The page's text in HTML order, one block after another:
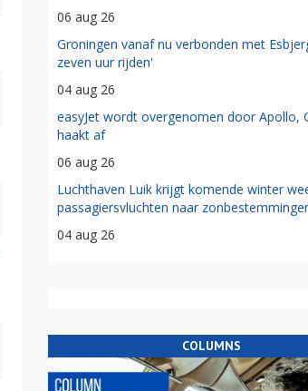
06 aug 26
Groningen vanaf nu verbonden met
zeven uur rijden'
04 aug 26
easyJet wordt overgenomen door Apollo,
haakt af
06 aug 26
Luchthaven Luik krijgt komende winter
passagiersvluchten naar
04 aug 26
COLUMNS